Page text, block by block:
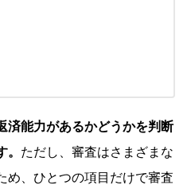
済能力があるかどうかを判断
ただし、審査はさまざまな
め、ひとつの項目だけで審査